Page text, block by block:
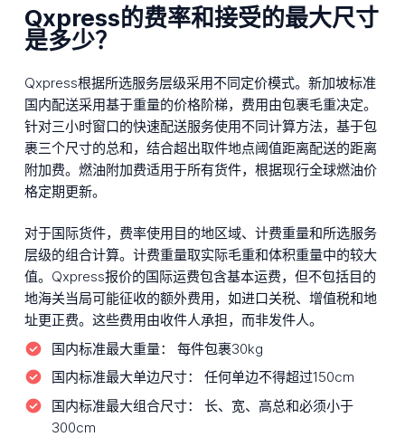
Qxpress的费率和接受的最大尺寸
是多少？
Qxpress根据所选服务层级采用不同定价模式。新加坡标准
国内配送采用基于重量的价格阶梯，费用由包裹毛重决定。
针对三小时窗口的快速配送服务使用不同计算方法，基于包
裹三个尺寸的总和，结合超出取件地点阈值距离配送的距离
附加费。燃油附加费适用于所有货件，根据现行全球燃油价
格定期更新。
对于国际货件，费率使用目的地区域、计费重量和所选服务
层级的组合计算。计费重量取实际毛重和体积重量中的较大
值。Qxpress报价的国际运费包含基本运费，但不包括目的
地海关当局可能征收的额外费用，如进口关税、增值税和地
址更正费。这些费用由收件人承担，而非发件人。
国内标准最大重量：
每件包裹30kg
国内标准最大单边尺寸：
任何单边不得超过150cm
国内标准最大组合尺寸：
长、宽、高总和必须小于
300cm